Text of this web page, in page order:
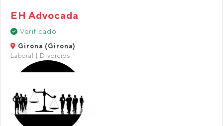
EH Advocada
Verificado
Girona (Girona)
Laboral | Divorcios